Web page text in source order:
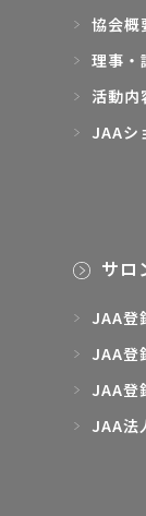
協会概
理事・
活動内
JAAシ
サロ
JAA登
JAA登
JAA登
JAA法